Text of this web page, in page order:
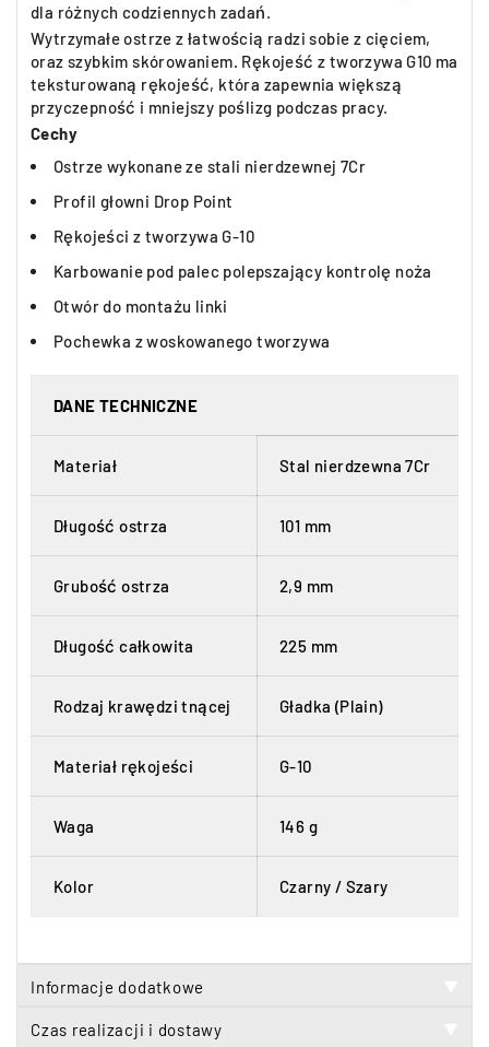
dla różnych codziennych zadań.
Wytrzymałe ostrze z łatwością radzi sobie z cięciem,
oraz szybkim skórowaniem. Rękojeść z tworzywa G10 ma
teksturowaną rękojeść, która zapewnia większą
przyczepność i mniejszy poślizg podczas pracy.
Cechy
Ostrze wykonane ze stali nierdzewnej 7Cr
Profil głowni Drop Point
Rękojeści z tworzywa G-10
Karbowanie pod palec polepszający kontrolę noża
Otwór do montażu linki
Pochewka z woskowanego tworzywa
DANE TECHNICZNE
Materiał Stal nierdzewna 7Cr
Długość ostrza 101 mm
Grubość ostrza 2,9 mm
Długość całkowita 225 mm
Rodzaj krawędzi tnącej Gładka (Plain)
Materiał rękojeści G-10
Waga 146 g
Kolor Czarny / Szary
Informacje dodatkowe
Czas realizacji i dostawy